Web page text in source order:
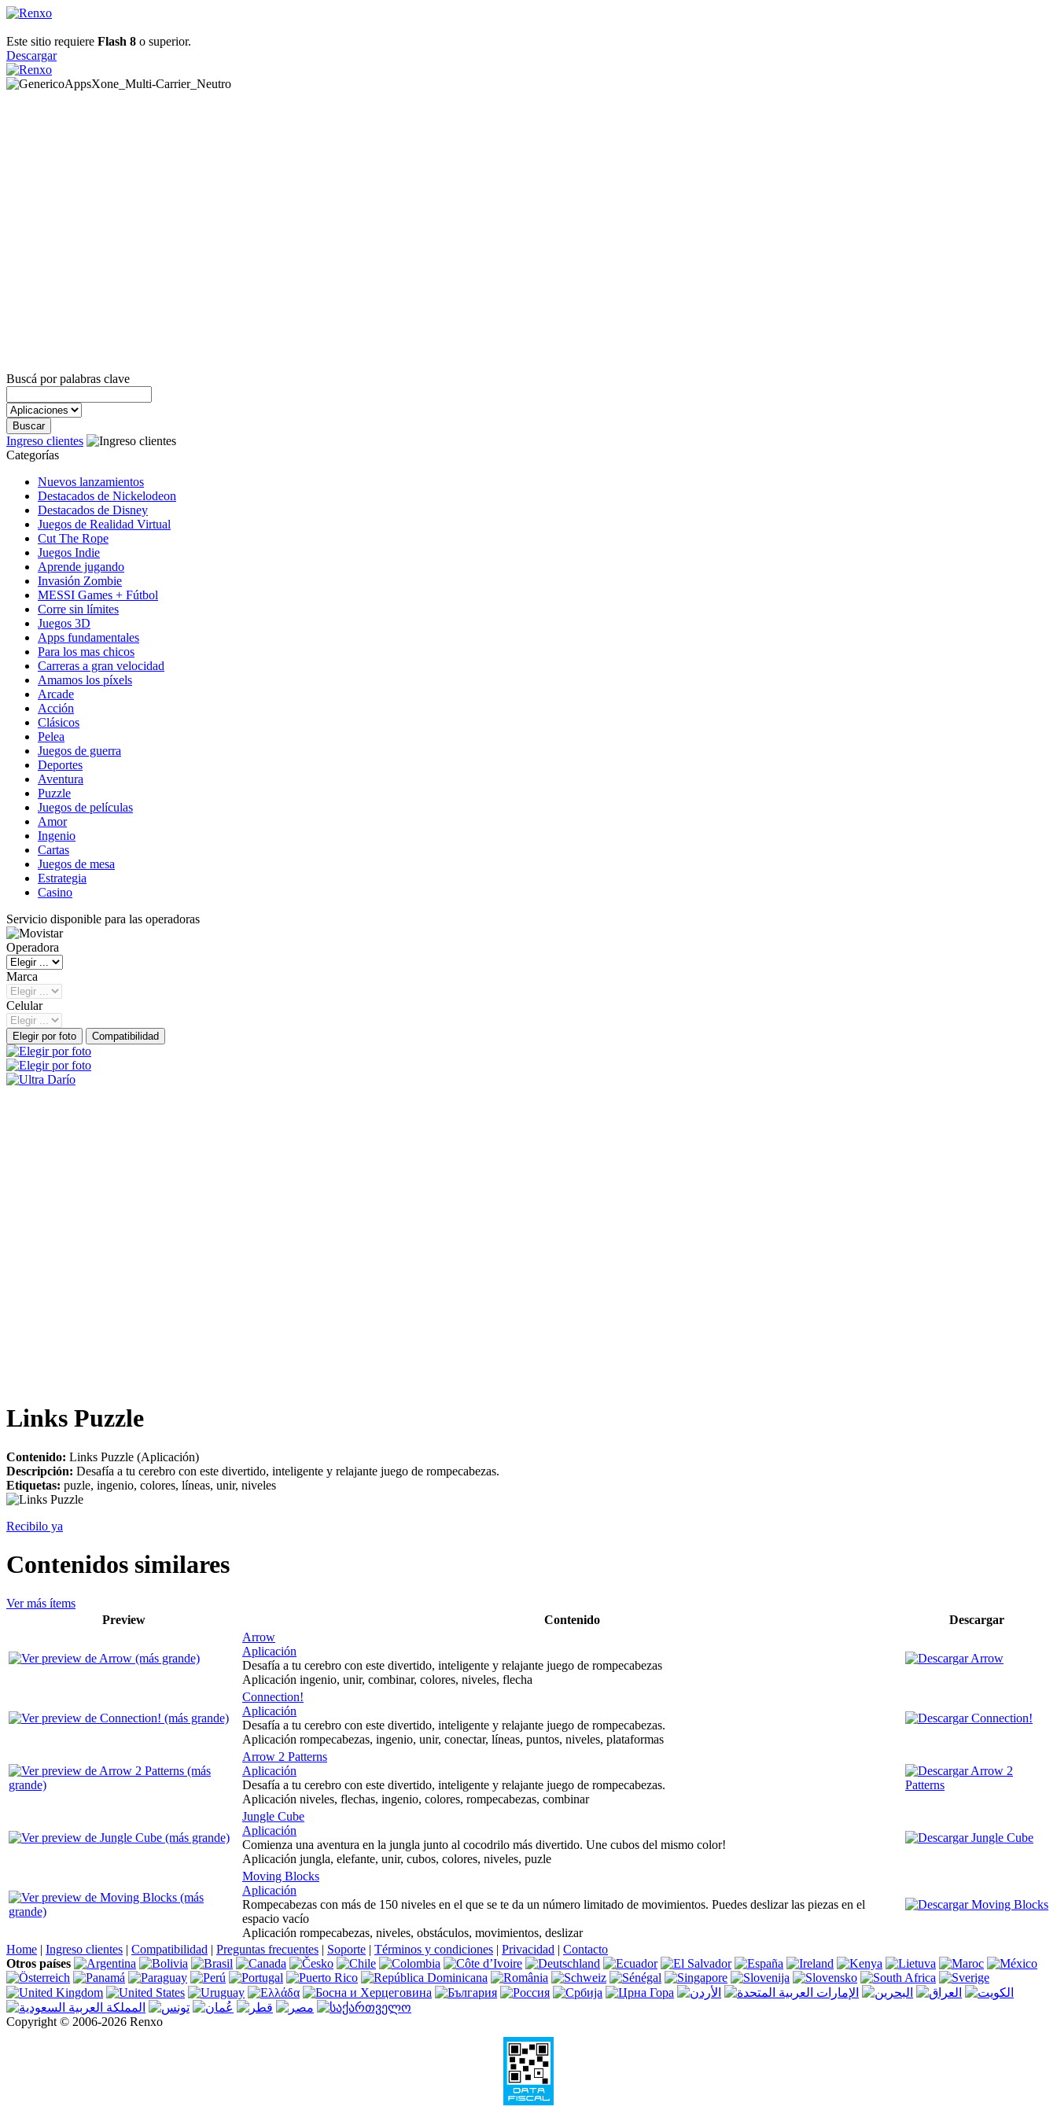
Este sitio requiere Flash 8 o superior.
Descargar
Buscá por palabras clave
Ingreso clientes
Categorías
Nuevos lanzamientos
Destacados de Nickelodeon
Destacados de Disney
Juegos de Realidad Virtual
Cut The Rope
Juegos Indie
Aprende jugando
Invasión Zombie
MESSI Games + Fútbol
Corre sin límites
Juegos 3D
Apps fundamentales
Para los mas chicos
Carreras a gran velocidad
Amamos los píxels
Arcade
Acción
Clásicos
Pelea
Juegos de guerra
Deportes
Aventura
Puzzle
Juegos de películas
Amor
Ingenio
Cartas
Juegos de mesa
Estrategia
Casino
Servicio disponible para las operadoras
Operadora
Marca
Celular
Links Puzzle
Contenido: Links Puzzle (Aplicación)
Descripción: Desafía a tu cerebro con este divertido, inteligente y relajante juego de rompecabezas.
Etiquetas: puzle, ingenio, colores, líneas, unir, niveles
Recibilo ya
Contenidos similares
Ver más ítems
Preview
Contenido
Descargar
Arrow
Aplicación
Desafía a tu cerebro con este divertido, inteligente y relajante juego de rompecabezas
Aplicación ingenio, unir, combinar, colores, niveles, flecha
Connection!
Aplicación
Desafía a tu cerebro con este divertido, inteligente y relajante juego de rompecabezas.
Aplicación rompecabezas, ingenio, unir, conectar, líneas, puntos, niveles, plataformas
Arrow 2 Patterns
Aplicación
Desafía a tu cerebro con este divertido, inteligente y relajante juego de rompecabezas.
Aplicación niveles, flechas, ingenio, colores, rompecabezas, combinar
Jungle Cube
Aplicación
Comienza una aventura en la jungla junto al cocodrilo más divertido. Une cubos del mismo color!
Aplicación jungla, elefante, unir, cubos, colores, niveles, puzle
Moving Blocks
Aplicación
Rompecabezas con más de 150 niveles en el que se te da un número limitado de movimientos. Puedes deslizar las piezas en el
espacio vacío
Aplicación rompecabezas, niveles, obstáculos, movimientos, deslizar
Home | Ingreso clientes | Compatibilidad | Preguntas frecuentes | Soporte | Términos y condiciones | Privacidad | Contacto
Otros países
Copyright © 2006-2026 Renxo